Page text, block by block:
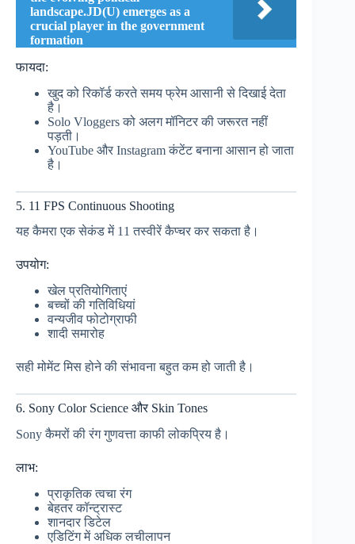
landscape.JD(U) emerges as a
crucial player in the government
formation
फायदा:
खुद को रिकॉर्ड करते समय फ्रेम आसानी से दिखाई देता
है।
Solo Vloggers को अलग मॉनिटर की जरूरत नहीं
पड़ती।
YouTube और Instagram कंटेंट बनाना आसान हो जाता
है।
5. 11 FPS Continuous Shooting
यह कैमरा एक सेकंड में 11 तस्वीरें कैप्चर कर सकता है।
उपयोग:
खेल प्रतियोगिताएं
बच्चों की गतिविधियां
वन्यजीव फोटोग्राफी
शादी समारोह
सही मोमेंट मिस होने की संभावना बहुत कम हो जाती है।
6. Sony Color Science और Skin Tones
Sony कैमरों की रंग गुणवत्ता काफी लोकप्रिय है।
लाभ:
प्राकृतिक त्वचा रंग
बेहतर कॉन्ट्रास्ट
शानदार डिटेल
एडिटिंग में अधिक लचीलापन